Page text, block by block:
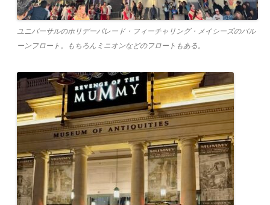
ユニバーサルのホリデーパレード・フィーチャリング・メイシーズのバル
ーンフロート。もちろんミニオンなどのフロートもある。